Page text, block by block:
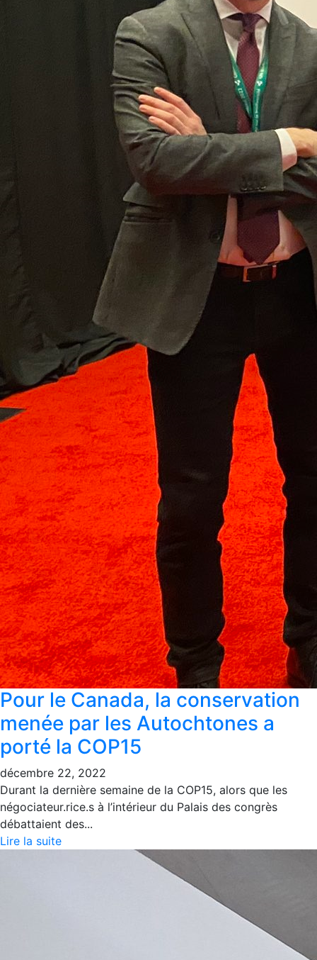
Pour le Canada, la conservation
menée par les Autochtones a
porté la COP15
décembre 22, 2022
Durant la dernière semaine de la COP15, alors que les
négociateur.rice.s à l’intérieur du Palais des congrès
débattaient des...
Lire la suite